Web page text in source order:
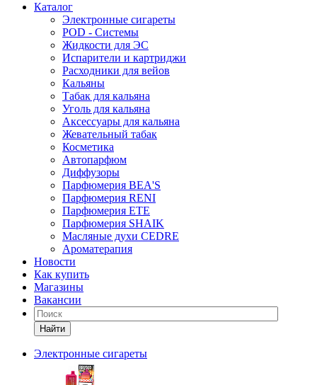
Каталог
Электронные сигареты
POD - Системы
Жидкости для ЭС
Испарители и картриджи
Расходники для вейов
Кальяны
Табак для кальяна
Уголь для кальяна
Аксессуары для кальяна
Жевательный табак
Косметика
Автопарфюм
Диффузоры
Парфюмерия BEA'S
Парфюмерия RENI
Парфюмерия ETE
Парфюмерия SHAIK
Масляные духи CEDRE
Ароматерапия
Новости
Как купить
Магазины
Вакансии
Найти
Электронные сигареты